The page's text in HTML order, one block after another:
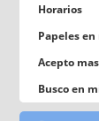
Horarios
Papeles en
Acepto
Busco en